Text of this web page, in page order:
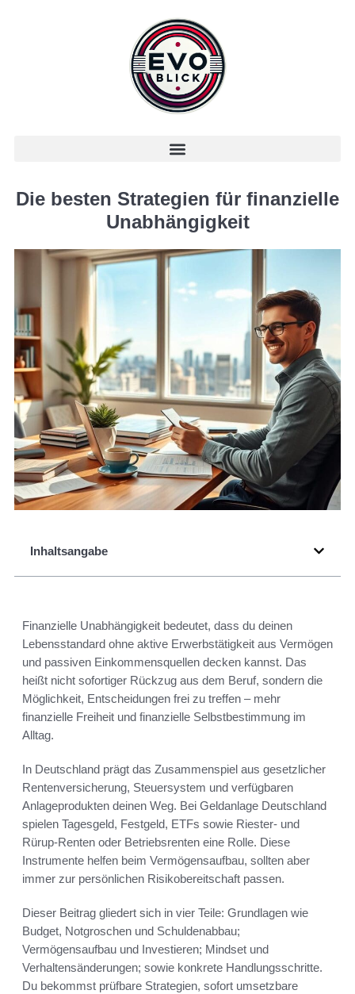
Die besten Strategien für finanzielle
Unabhängigkeit
Inhaltsangabe
Finanzielle Unabhängigkeit bedeutet, dass du deinen
Lebensstandard ohne aktive Erwerbstätigkeit aus Vermögen
und passiven Einkommensquellen decken kannst. Das
heißt nicht sofortiger Rückzug aus dem Beruf, sondern die
Möglichkeit, Entscheidungen frei zu treffen – mehr
finanzielle Freiheit und finanzielle Selbstbestimmung im
Alltag.
In Deutschland prägt das Zusammenspiel aus gesetzlicher
Rentenversicherung, Steuersystem und verfügbaren
Anlageprodukten deinen Weg. Bei Geldanlage Deutschland
spielen Tagesgeld, Festgeld, ETFs sowie Riester- und
Rürup-Renten oder Betriebsrenten eine Rolle. Diese
Instrumente helfen beim Vermögensaufbau, sollten aber
immer zur persönlichen Risikobereitschaft passen.
Dieser Beitrag gliedert sich in vier Teile: Grundlagen wie
Budget, Notgroschen und Schuldenabbau;
Vermögensaufbau und Investieren; Mindset und
Verhaltensänderungen; sowie konkrete Handlungsschritte.
Du bekommst prüfbare Strategien, sofort umsetzbare